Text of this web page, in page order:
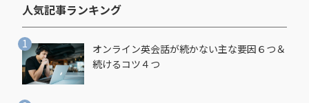
人気記事ランキング​
オンライン英会話が続かない主な要因６つ＆
続けるコツ４つ